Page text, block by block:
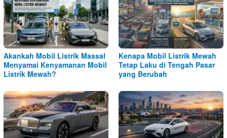
Akankah Mobil Listrik Massal
Menyamai Kenyamanan Mobil
Listrik Mewah?
Kenapa Mobil Listrik Mewah
Tetap Laku di Tengah Pasar
yang Berubah